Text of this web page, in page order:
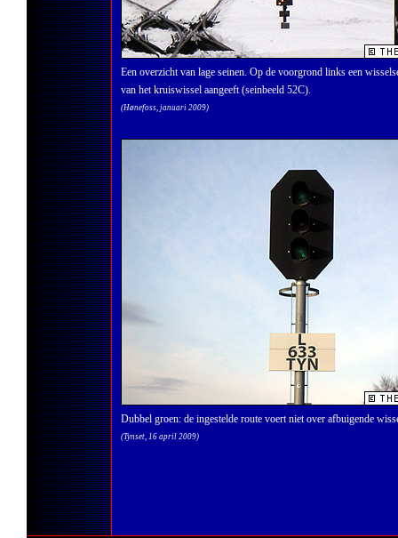
Een overzicht van lage seinen. Op de voorgrond links een
van het kruiswissel aangeeft (seinbeeld 52C).
(Hønefoss, januari 2009)
Dubbel groen: de ingestelde route voert niet over afbuigende
(Tynset, 16 april 2009)